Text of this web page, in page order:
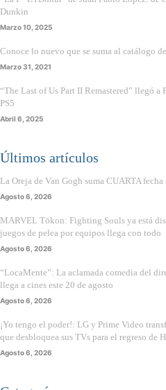
Dunkin
Marzo 10, 2025
Conoce lo nuevo que se suma al catálogo
Marzo 31, 2021
“The Last of Us Part II Remastered” llegó a
PS5
Abril 6, 2025
Últimos artículos
La Oreja de Van Gogh suma CUARTA
Agosto 6, 2026
MARVEL Tōkon: Fighting Souls ya está
juegos de pelea por equipos llega con todo
Agosto 6, 2026
“LocaMente”: La aclamada comedia del
llega a cines este 20 de agosto
Agosto 6, 2026
¡Yo tengo el poder!: LG y Prime Video
que desbloquea sus TVs para el regreso de
Agosto 6, 2026